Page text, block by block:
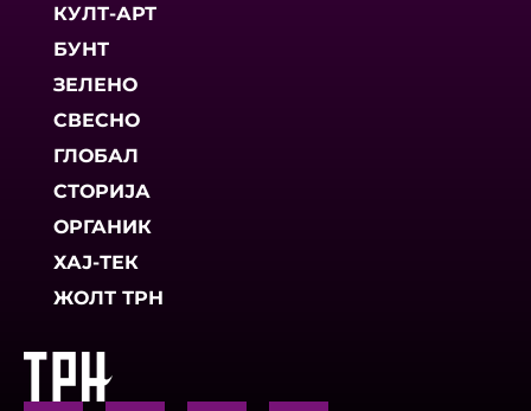
КУЛТ-АРТ
БУНТ
ЗЕЛЕНО
СВЕСНО
ГЛОБАЛ
СТОРИЈА
ОРГАНИК
ХАЈ-ТЕК
ЖОЛТ ТРН